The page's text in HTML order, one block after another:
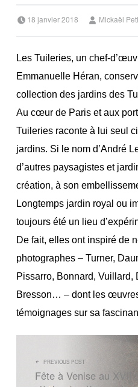
18 janvier 2018 Mickaël
Les Tuileries, un chef-
Emmanuelle Héran,
collection des jardins des
Au cœur de Paris et aux
Tuileries raconte à lui seul
jardins. Si le nom d’André
d’autres paysagistes et
création, à son
Longtemps jardin royal ou
toujours été un lieu
De fait, elles ont inspiré de
photographes – Turner,
Pissarro, Bonnard, Vuillard,
Bresson… – dont les
témoignages sur sa
NAVIGATION DE L’ARTICLE
PREVIOUS POST
Fête à Venise au